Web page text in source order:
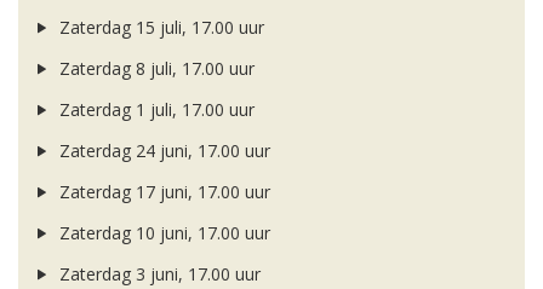
Zaterdag 15 juli, 17.00 uur
Zaterdag 8 juli, 17.00 uur
Zaterdag 1 juli, 17.00 uur
Zaterdag 24 juni, 17.00 uur
Zaterdag 17 juni, 17.00 uur
Zaterdag 10 juni, 17.00 uur
Zaterdag 3 juni, 17.00 uur